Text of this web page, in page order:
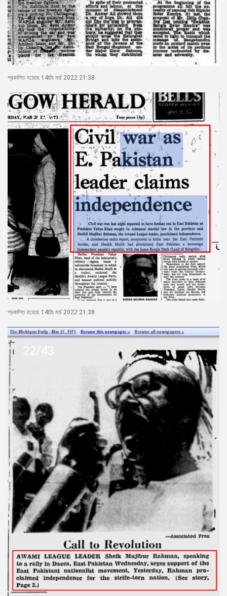
প্রকাশিত হয়েছে 14th মার্চ 2022 21:38
21/43
প্রকাশিত হয়েছে 14th মার্চ 2022 21:38